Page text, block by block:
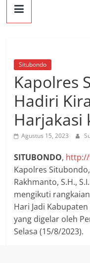
Situbondo
Kapolres
Hadiri
Harjakasi
Agustus 15, 2023
SITUBONDO,
Kapolres
Rakhmanto, S.H.,
mengikuti
Hari Jadi
yang digelar oleh
Selasa (15/8/2023).